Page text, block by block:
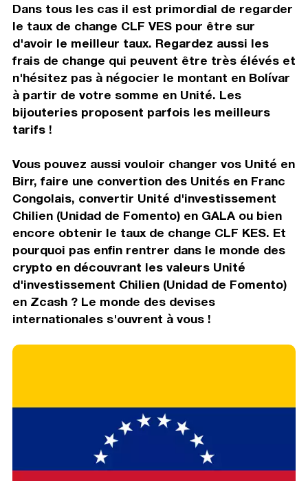
Dans tous les cas il est primordial de regarder
le taux de change CLF VES pour être sur
d'avoir le meilleur taux. Regardez aussi les
frais de change qui peuvent être très élévés et
n'hésitez pas à négocier le montant en Bolívar
à partir de votre somme en Unité. Les
bijouteries proposent parfois les meilleurs
tarifs !
Vous pouvez aussi vouloir changer vos Unité en
Birr, faire une convertion des Unités en Franc
Congolais, convertir Unité d'investissement
Chilien (Unidad de Fomento) en GALA ou bien
encore obtenir le taux de change CLF KES. Et
pourquoi pas enfin rentrer dans le monde des
crypto en découvrant les valeurs Unité
d'investissement Chilien (Unidad de Fomento)
en Zcash ? Le monde des devises
internationales s'ouvrent à vous !